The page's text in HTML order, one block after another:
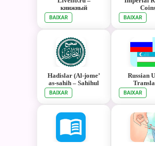
книжный
рекомендательный
сервис
BAIXAR BAIXAR
Hadislar (Al-jome’
as-sahih – Sahihul
Buxoriy)
BAIXAR
Russian
BAIXAR